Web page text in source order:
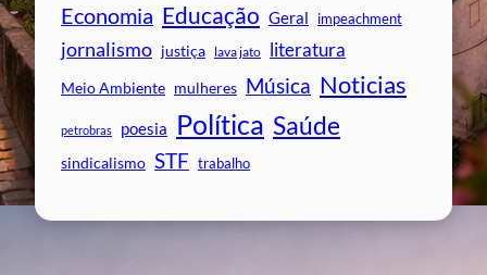
Economia Educação Geral impeachment
jornalismo justiça lava jato literatura
Meio Ambiente mulheres Música Noticias
petrobras poesia Política Saúde
sindicalismo STF trabalho